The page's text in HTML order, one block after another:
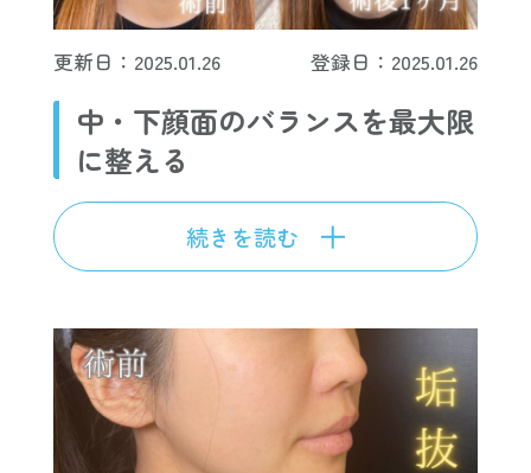
更新日：2025.01.26 登録日：2025.01.26
中・下顔面のバランスを最大限
に整える
続きを読む